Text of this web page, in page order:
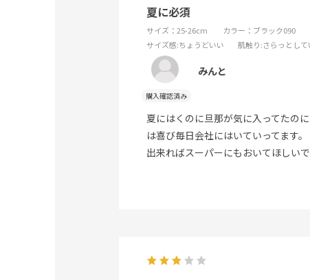
夏に必須
サイズ：25-26cm
カラー：ブラック090
サイズ感:ちょうどいい 肌触り:さらっとして
みんと
夏にはくのに旦那が気に入ってたの
は喜び毎日会社にはいていってます。
出来ればスーパーにもおいてほしいで